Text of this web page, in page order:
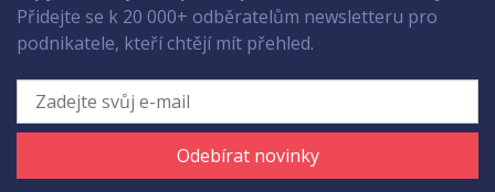
Přidejte se k 20 000+ odběratelům newsletteru pro
podnikatele, kteří chtějí mít přehled.
Odebírat novinky